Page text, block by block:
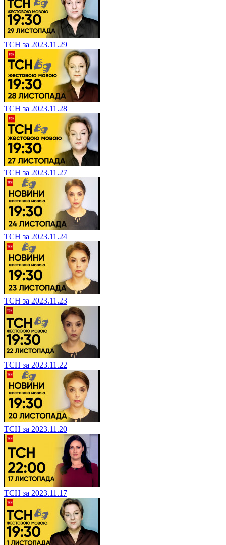
ТСН за 2023.11.29
ТСН за 2023.11.28
ТСН за 2023.11.27
ТСН за 2023.11.24
ТСН за 2023.11.23
ТСН за 2023.11.22
ТСН за 2023.11.20
ТСН за 2023.11.17